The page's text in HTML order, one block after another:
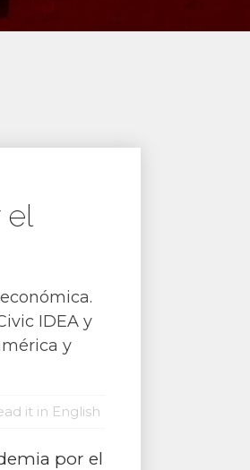
el
IDEA y
y
it in English
por el